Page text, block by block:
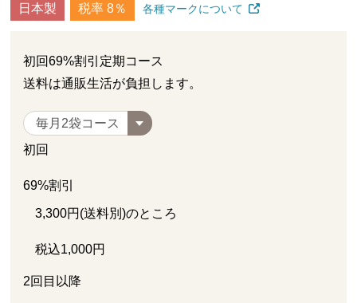
日本製 税率 8％ 各種マークについて
初回69%割引定期コース
送料は通販生活が負担します。
初回
69%割引
3,300円 (送料別)のところ
税込1,000円
2回目以降